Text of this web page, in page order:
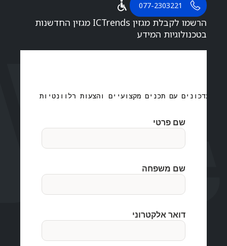
077-2303221
הרשמו לקבלת מגזין ICTrends מגזין החדשנות
בטכנולוגיות המידע